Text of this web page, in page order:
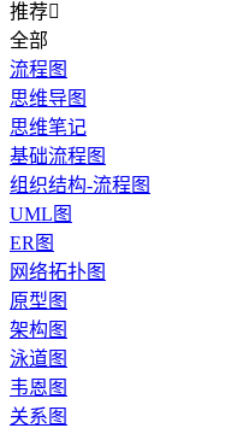
推荐
全部
流程图
思维导图
思维笔记
基础流程图
组织结构-流程图
UML图
ER图
网络拓扑图
原型图
架构图
泳道图
韦恩图
关系图